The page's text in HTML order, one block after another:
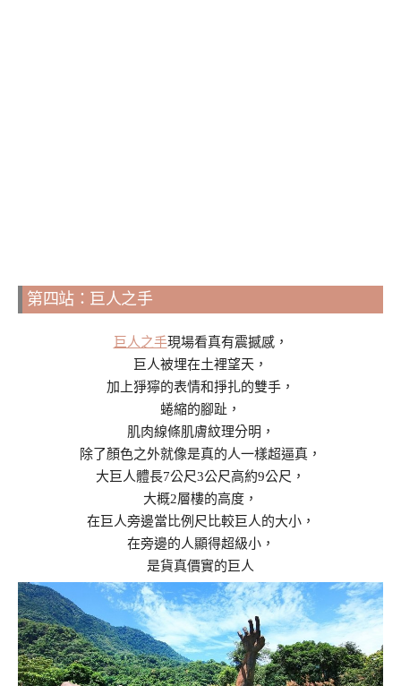
第四站：巨人之手
巨人之手現場看真有震撼感，
巨人被埋在土裡望天，
加上猙獰的表情和掙扎的雙手，
蜷縮的腳趾，
肌肉線條肌膚紋理分明，
除了顏色之外就像是真的人一樣超逼真，
大巨人體長7公尺3公尺高約9公尺，
大概2層樓的高度，
在巨人旁邊當比例尺比較巨人的大小，
在旁邊的人顯得超級小，
是貨真價實的巨人